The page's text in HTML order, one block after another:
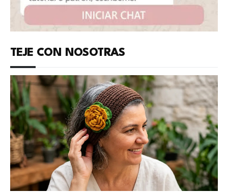
TEJE CON NOSOTRAS